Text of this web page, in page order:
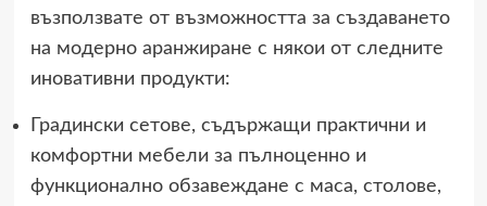
възползвате от възможността за създаването
на модерно аранжиране с някои от следните
иновативни продукти:
Градински сетове, съдържащи практични и
комфортни мебели за пълноценно и
функционално обзавеждане с маса, столове,